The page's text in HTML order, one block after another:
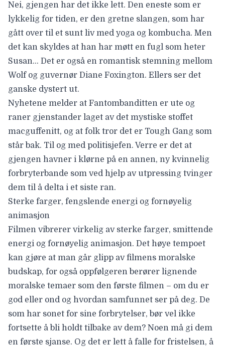
Nei, gjengen har det ikke lett. Den eneste som er
lykkelig for tiden, er den gretne slangen, som har
gått over til et sunt liv med yoga og kombucha. Men
det kan skyldes at han har møtt en fugl som heter
Susan… Det er også en romantisk stemning mellom
Wolf og guvernør Diane Foxington. Ellers ser det
ganske dystert ut.
Nyhetene melder at Fantombanditten er ute og
raner gjenstander laget av det mystiske stoffet
macguffenitt, og at folk tror det er Tough Gang som
står bak. Til og med politisjefen. Verre er det at
gjengen havner i klørne på en annen, ny kvinnelig
forbryterbande som ved hjelp av utpressing tvinger
dem til å delta i et siste ran.
Sterke farger, fengslende energi og fornøyelig
animasjon
Filmen vibrerer virkelig av sterke farger, smittende
energi og fornøyelig animasjon. Det høye tempoet
kan gjøre at man går glipp av filmens moralske
budskap, for også oppfølgeren berører lignende
moralske temaer som den første filmen – om du er
god eller ond og hvordan samfunnet ser på deg. De
som har sonet for sine forbrytelser, bør vel ikke
fortsette å bli holdt tilbake av dem? Noen må gi dem
en første sjanse. Og det er lett å falle for fristelsen, å